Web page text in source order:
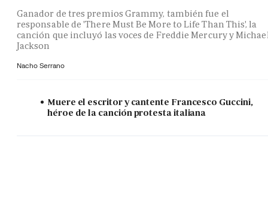
Ganador de tres premios Grammy, también fue el
responsable de 'There Must Be More to Life Than This', la
canción que incluyó las voces de Freddie Mercury y
Jackson
Nacho Serrano
Muere el escritor y cantente Francesco Guccini,
héroe de la canción protesta italiana